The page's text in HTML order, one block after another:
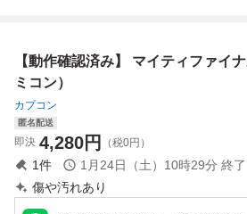
【動作確認済み】 マイティファイ
ミコン）
カプコン
匿名配送
即決 4,280円 （税0円）
1件 1月24日（土）10時29分 終了
傷や汚れあり